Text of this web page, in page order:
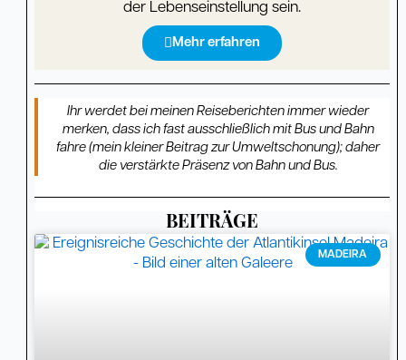
der Lebenseinstellung sein.
Mehr erfahren
Ihr werdet bei meinen Reiseberichten immer wieder
merken, dass ich fast ausschließlich mit Bus und Bahn
fahre (mein kleiner Beitrag zur Umweltschonung); daher
die verstärkte Präsenz von Bahn und Bus.
BEITRÄGE
MADEIRA
SeiteSeiteSeiteSeiteSeiteSeiteSeiteSeiteSeiteSeiteSeiteSeiteSeite